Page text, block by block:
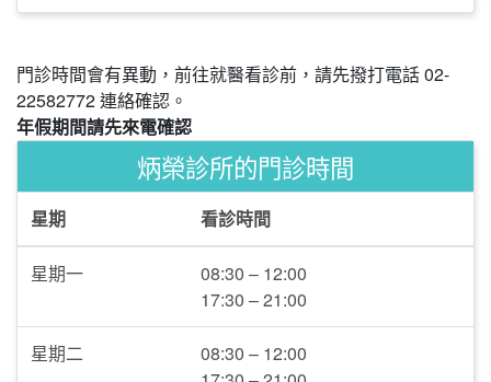
門診時間會有異動，前往就醫看診前，請先撥打電話 02-
22582772 連絡確認。
年假期間請先來電確認
炳榮診所的門診時間
星期 看診時間
星期一
08:30 – 12:00
17:30 – 21:00
星期二
08:30 – 12:00